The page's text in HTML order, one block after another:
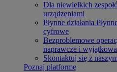
Dla niewielkich
urządzeniami
Płynne działania
cyfrowe
Bezproblemowe
naprawcze i wyjątkowa
Skontaktuj się z
Poznaj platformę